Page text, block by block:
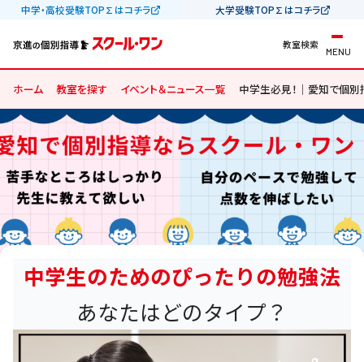
中学・高校受験TOP∑はコチラ 大学受験TOP∑はコチラ
教室検索
MENU
ホーム 教室を探す イベント＆ニュース一覧 中学生必見！｜愛知で個別
中学生のためのぴったりの勉強法
あなたはどのタイプ？